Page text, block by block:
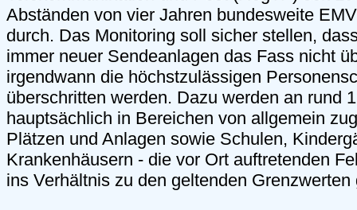
Abständen von vier Jahren bundesweite
durch. Das Monitoring soll sicher stellen,
immer neuer Sendeanlagen das Fass nicht
irgendwann die höchstzulässigen
überschritten werden. Dazu werden an rund
hauptsächlich in Bereichen von allgemein
Plätzen und Anlagen sowie Schulen,
Krankenhäusern - die vor Ort auftretenden
ins Verhältnis zu den geltenden Grenzwerten